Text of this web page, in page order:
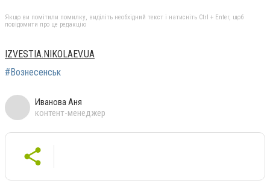
Якщо ви помітили помилку, виділіть необхідний текст і натисніть Ctrl + Enter, щоб
повідомити про це редакцію
IZVESTIA.NIKOLAEV.UA
#Вознесенськ
Иванова Аня
контент-менеджер